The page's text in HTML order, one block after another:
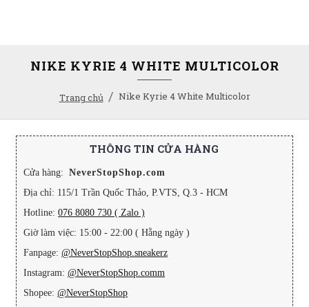
Trang chủ Nike Kyrie 4 White Multicolor
NIKE KYRIE 4 WHITE MULTICOLOR
THÔNG TIN CỬA HÀNG
Cửa hàng: NeverStopShop.com
Địa chỉ: 115/1 Trần Quốc Thảo, P.VTS, Q.3 - HCM
Hotline: 076 8080 730 ( Zalo )
Giờ làm việc: 15:00 - 22:00 ( Hằng ngày )
Fanpage: @NeverStopShop.sneakerz
Instagram: @NeverStopShop.comm
Shopee: @NeverStopShop